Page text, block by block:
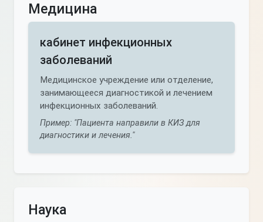
Медицина
кабинет инфекционных
заболеваний
Медицинское учреждение или отделение,
занимающееся диагностикой и лечением
инфекционных заболеваний.
Пример: "Пациента направили в КИЗ для
диагностики и лечения."
Наука